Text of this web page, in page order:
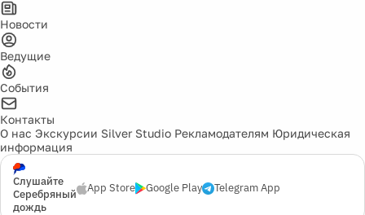
Новости
Ведущие
События
Контакты
О нас Экскурсии Silver Studio Рекламодателям Юридическая
информация
Слушайте
Серебряный
дождь
App Store Google Play Telegram App